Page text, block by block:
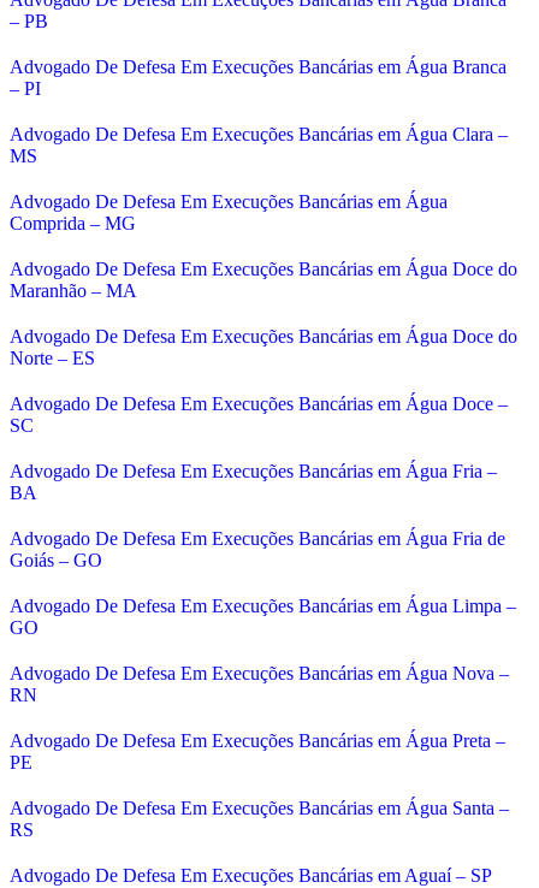
– PB
Advogado De Defesa Em Execuções Bancárias em Água Branca
– PI
Advogado De Defesa Em Execuções Bancárias em Água Clara –
MS
Advogado De Defesa Em Execuções Bancárias em Água
Comprida – MG
Advogado De Defesa Em Execuções Bancárias em Água Doce do
Maranhão – MA
Advogado De Defesa Em Execuções Bancárias em Água Doce do
Norte – ES
Advogado De Defesa Em Execuções Bancárias em Água Doce –
SC
Advogado De Defesa Em Execuções Bancárias em Água Fria –
BA
Advogado De Defesa Em Execuções Bancárias em Água Fria de
Goiás – GO
Advogado De Defesa Em Execuções Bancárias em Água Limpa –
GO
Advogado De Defesa Em Execuções Bancárias em Água Nova –
RN
Advogado De Defesa Em Execuções Bancárias em Água Preta –
PE
Advogado De Defesa Em Execuções Bancárias em Água Santa –
RS
Advogado De Defesa Em Execuções Bancárias em Aguaí – SP